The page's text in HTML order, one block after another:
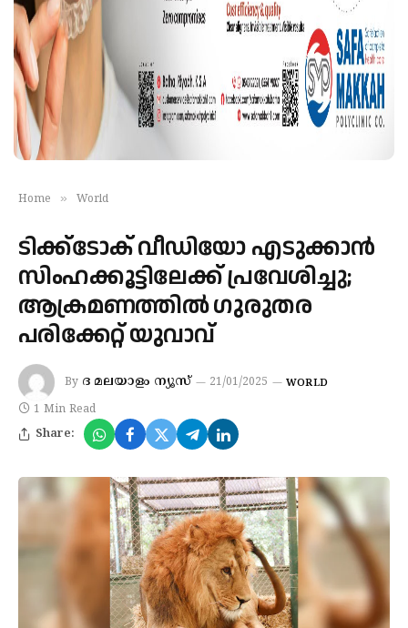
Home » World
ടിക്ക്‌ടോക് വീഡിയോ എടുക്കാന്‍
സിംഹക്കൂട്ടിലേക്ക് പ്രവേശിച്ചു;
ആക്രമണത്തില്‍ ഗുരുതര
പരിക്കേറ്റ് യുവാവ്
By ദ മലയാളം ന്യൂസ് 21/01/2025 WORLD
1 Min Read
Share: